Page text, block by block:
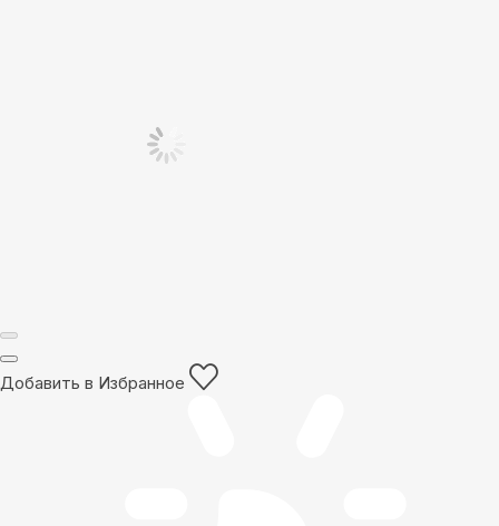
Добавить в Избранное